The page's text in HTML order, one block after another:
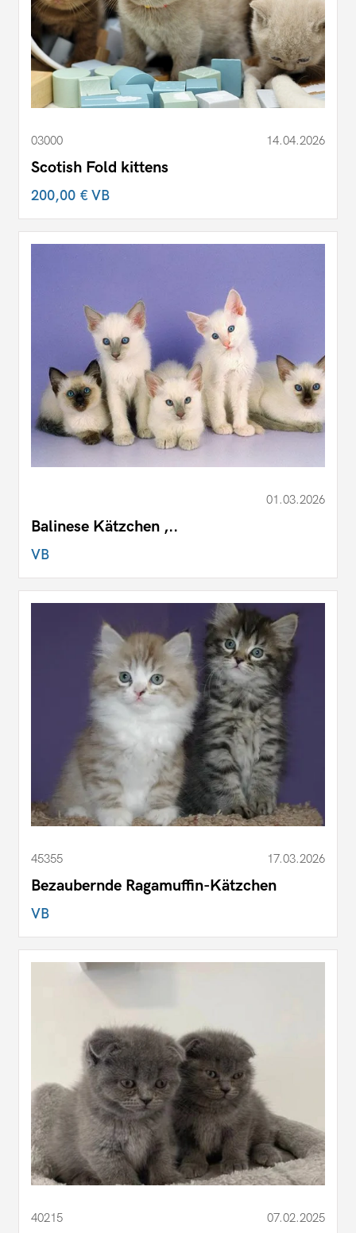
03000 14.04.2026
Scotish Fold kittens
200,00 €VB
01.03.2026
Balinese Kätzchen ,..
VB
45355 17.03.2026
Bezaubernde Ragamuffin-Kätzchen
VB
40215 07.02.2025